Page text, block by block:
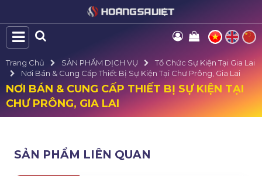
Trang Chủ SẢN PHẨM DỊCH VỤ
Tổ Chức Sự Kiện Tại Gia Lai
Nơi Bán & Cung Cấp Thiết Bị Sự Kiện Tại Chư Prông, Gia Lai
NƠI BÁN & CUNG CẤP THIẾT BỊ SỰ KIỆN TẠI
CHƯ PRÔNG, GIA LAI
SẢN PHẨM LIÊN QUAN